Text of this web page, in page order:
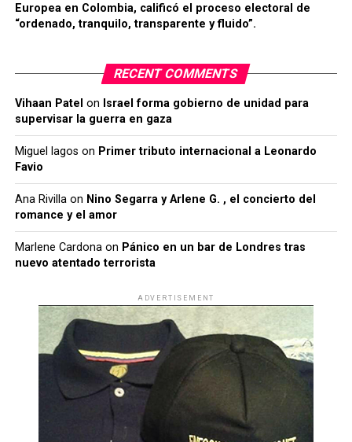
Europea en Colombia, calificó el proceso electoral de
“ordenado, tranquilo, transparente y fluido”.
RECENT COMMENTS
Vihaan Patel on Israel forma gobierno de unidad para
supervisar la guerra en gaza
Miguel lagos on Primer tributo internacional a Leonardo
Favio
Ana Rivillaon Nino Segarra y Arlene G. , el concierto del
romance y el amor
Marlene Cardonaon Pánico en un bar de Londres tras
nuevo atentado terrorista
ADVERTISEMENT